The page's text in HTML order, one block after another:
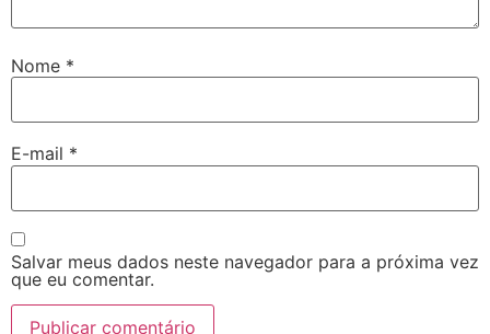
Nome *
E-mail *
Salvar meus dados neste navegador para a próxima vez
que eu comentar.